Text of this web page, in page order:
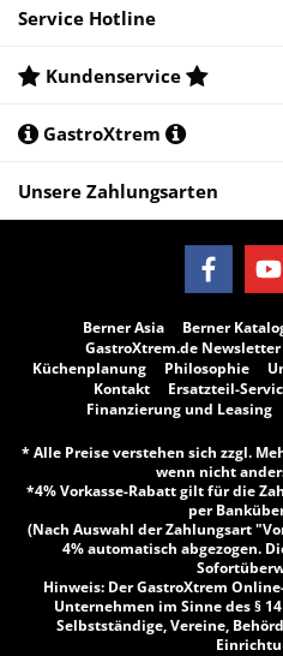
Service Hotline
Kundenservice
GastroXtrem
Unsere Zahlungsarten
Berner Asia Berner
GastroXtrem.de Newsletter
Küchenplanung
Philosophie
Kontakt
Ersatzteil-
Finanzierung und Leasing
* Alle Preise verstehen sich zzgl.
wenn nicht
*4% Vorkasse-Rabatt gilt für die
per
(Nach Auswahl der Zahlungsart
4% automatisch abgezogen.
Hinweis: Der GastroXtrem
Unternehmen im Sinne des §
Selbstständige, Vereine,